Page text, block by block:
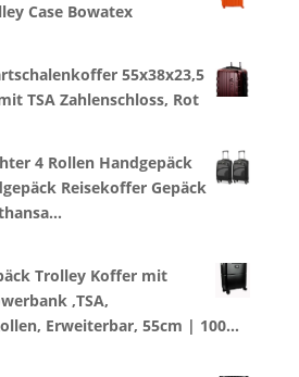
Case Bowatex
55x38x23,5
TSA Zahlenschloss, Rot
4 Rollen Handgepäck
Reisekoffer Gepäck
Trolley Koffer mit
,TSA,
Erweiterbar, 55cm | 100…